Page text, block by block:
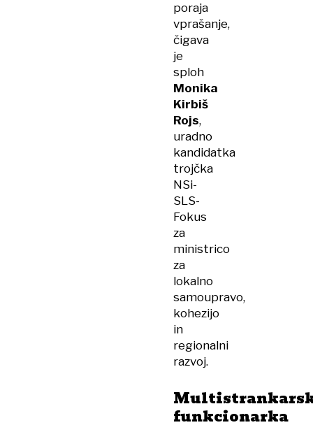
poraja
vprašanje,
čigava
je
sploh
Monika
Kirbiš
Rojs,
uradno
kandidatka
trojčka
NSi-
SLS-
Fokus
za
ministrico
za
lokalno
samoupravo,
kohezijo
in
regionalni
razvoj.
funkcionarka